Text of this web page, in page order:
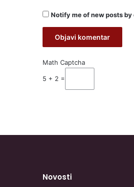
Notify me of new posts by
Math Captcha
5 + 2 =
Novosti